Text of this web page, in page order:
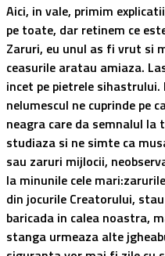
Aici, in vale, primim
pe toate, dar retinem ce
Zaruri, eu unul as fi vrut si
ceasurile aratau amiaza.
incet pe pietrele
nelumescul ne cuprinde pe
neagra care da semnalul la
studiaza si ne simte ca
sau zaruri mijlocii,
la minunile cele
din jocurile Creatorului,
baricada in calea noastra,
stanga urmeaza alte